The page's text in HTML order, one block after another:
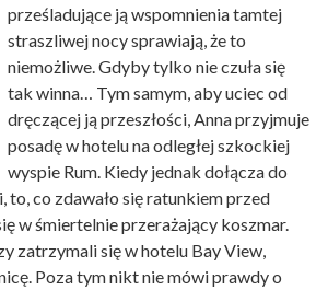
prześladujące ją wspomnienia tamtej
straszliwej nocy sprawiają, że to
niemożliwe. Gdyby tylko nie czuła się
tak winna… Tym samym, aby uciec od
dręczącej ją przeszłości, Anna przyjmuje
posadę w hotelu na odległej szkockiej
wyspie Rum. Kiedy jednak dołącza do
to, co zdawało się ratunkiem przed
w śmiertelnie przerażający koszmar.
zatrzymali się w hotelu Bay View,
Poza tym nikt nie mówi prawdy o